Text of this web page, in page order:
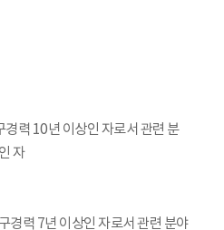
경력 10년 이상인 자로서 관련 분
자
경력 7년 이상인 자로서 관련 분야